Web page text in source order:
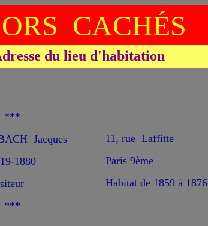
CACHÉS
du lieu d'habitation
***
Jacques
1880
***
11, rue Laffitte
Paris 9ème
Habitat de 1859 à 1876